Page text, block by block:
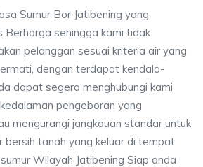
Sumur Bor Jatibening yang
Berharga sehingga kami tidak
pelanggan sesuai kriteria air yang
dengan terdapat kendala-
dapat segera menghubungi kami
pengeboran yang
mengurangi jangkauan standar untuk
bersih tanah yang keluar di tempat
Wilayah Jatibening Siap anda